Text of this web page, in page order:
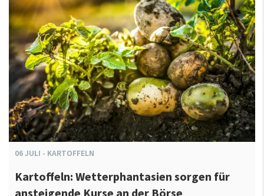
06JULI - KARTOFFELN
Kartoffeln: Wetterphantasien sorgen für